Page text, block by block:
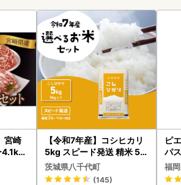
宮崎
4.1kg
【令和7年産】コシヒカリ
5kg スピード発送 精米 5k
g x 1袋 白米 茨城県 八千代
町
茨城県八千代町
(145)
ピ
パ
福